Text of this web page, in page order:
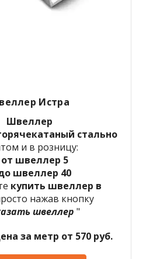
Истра
Швеллер
стально
и в розницу:
от швеллер 5
швеллер 40
купить швеллер в
нажав кнопку
швеллер "
за метр от 570 руб.